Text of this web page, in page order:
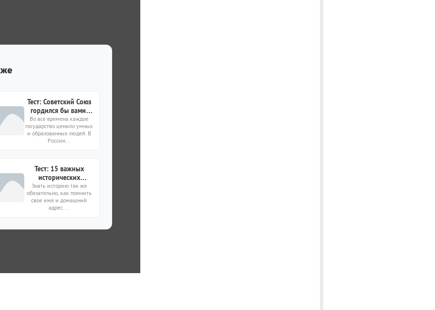
Тест: Советский Союз
гордился бы вами,
если сделаете 0
ошибок
Во все времена каждое
государство ценило умных
и образованных людей. В
России...
Тест: 15 важных
исторических
вопросов — помните
ли вы детали
прошлого?
Знать историю так же
обязательно, как помнить
свое имя и домашний
адрес....